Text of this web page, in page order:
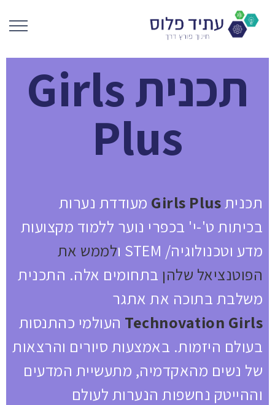
תכנית Girls
Plus
תכניתGirls Plus מעודדת נערות
בכיתות ט'-י' בכפרי נוער ללמוד מקצועות
מדע וטכנולוגיה/ STEM ו
לממש את
הפוטנציאל שלהן בתחומים אלה. התכנית
משלבת בתוכה את אתגר
Technovation Girls העולמי כהתנסות
בעולם היזמות. באמצעות סיורים והרצאות
של נשים מהאקדמיה, מתעשיית המדעים
וההייטק נחשפות הנערות לעולם